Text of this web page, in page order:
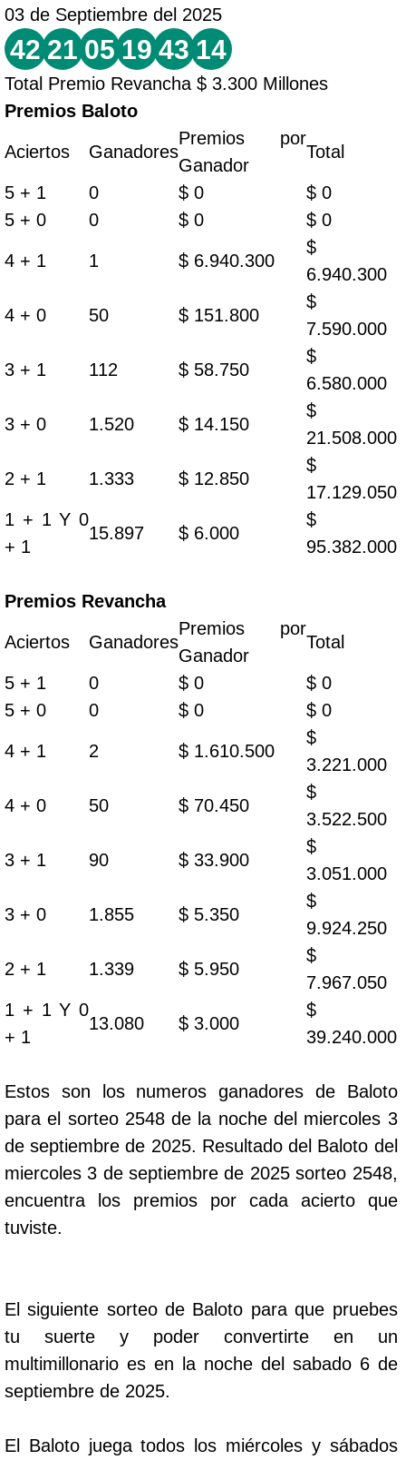
03 de Septiembre del 2025
42 21 05 19 43 14
Total Premio Revancha $ 3.300 Millones
Premios Baloto
Aciertos Ganadores
Premios por
Ganador
Total
5 + 1 0 $ 0
$ 0
5 + 0
0 $ 0 $ 0
4 + 1 1 $ 6.940.300
$
6.940.300
4 + 0 50 $ 151.800
$
7.590.000
3 + 1 112 $ 58.750
$
6.580.000
3 + 0 1.520 $ 14.150
$
21.508.000
2 + 1 1.333 $ 12.850
$
17.129.050
1 + 1 Y 0
+ 1
15.897 $ 6.000
$
95.382.000
Premios Revancha
Aciertos Ganadores
Premios por
Ganador
Total
5 + 1 0 $ 0
$ 0
5 + 0
0 $ 0 $ 0
4 + 1 2 $ 1.610.500
$
3.221.000
4 + 0 50 $ 70.450
$
3.522.500
3 + 1 90 $ 33.900
$
3.051.000
3 + 0 1.855 $ 5.350
$
9.924.250
2 + 1 1.339 $ 5.950
$
7.967.050
1 + 1 Y 0
+ 1
13.080 $ 3.000
$
39.240.000
Estos son los numeros ganadores de Baloto
para el sorteo 2548 de la noche del miercoles 3
de septiembre de 2025. Resultado del Baloto del
miercoles 3 de septiembre de 2025 sorteo 2548,
encuentra los premios por cada acierto que
tuviste.
El siguiente sorteo de Baloto para que pruebes
tu suerte y poder convertirte en un
multimillonario es en la noche del sabado 6 de
septiembre de 2025.
El Baloto juega todos los miércoles y sábados